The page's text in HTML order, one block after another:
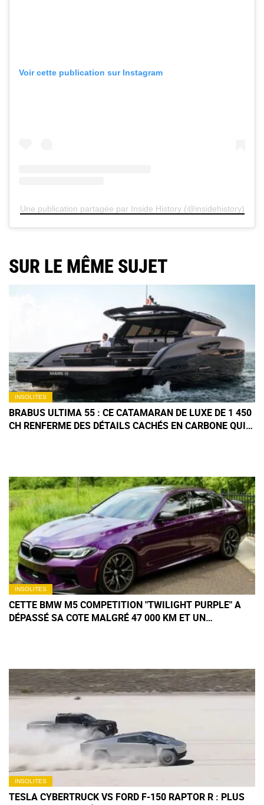
Voir cette publication sur Instagram
Une publication partagée par Inside History (@insidehistory)
SUR LE MÊME SUJET
INSOLITES
BRABUS ULTIMA 55 : CE CATAMARAN DE LUXE DE 1 450
CH RENFERME DES DÉTAILS CACHÉS EN CARBONE QUI
INSOLITES
CETTE BMW M5 COMPETITION "TWILIGHT PURPLE" A
DÉPASSÉ SA COTE MALGRÉ 47 000 KM ET UN
INSOLITES
TESLA CYBERTRUCK VS FORD F-150 RAPTOR R : PLUS